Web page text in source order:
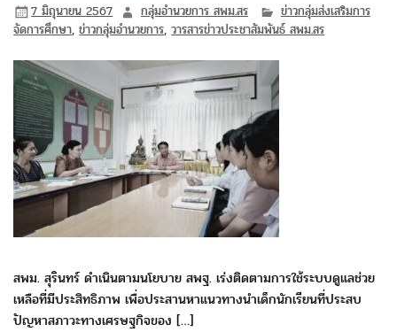
7 มิถุนายน 2567 กลุ่มอำนวยการ สพม.สร
ข่าวกลุ่มส่งเสริมการ
จัดการศึกษา,ข่าวกลุ่มอำนวยการ,วารสารข่าวประชาสัมพันธ์ สพม.สร
สพม. สุรินทร์ ดำเนินตามนโยบาย สพฐ. เร่งติดตามการใช้ระบบดูแลช่วย
เหลือที่มีประสิทธิภาพ เพื่อประสานหาแนวทางนำเด็กนักเรียนที่ประสบ
ปัญหาสภาวะทางเศรษฐกิจของ […]